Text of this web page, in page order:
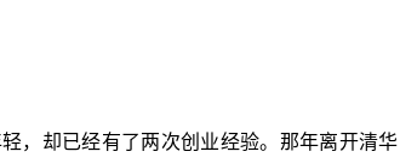
，却已经有了两次创业经验。那年离开清华